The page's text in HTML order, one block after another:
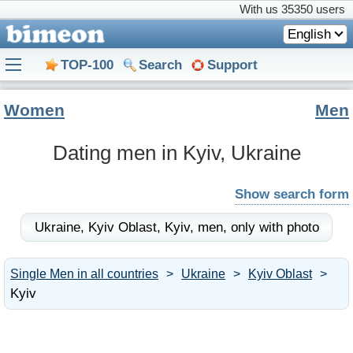
With us 35350 users
English
TOP-100 Search Support
Dating men in Kyiv, Ukraine
Women Men
Show search form
Ukraine, Kyiv Oblast, Kyiv, men, only with photo
Single Men in all countries Ukraine Kyiv Oblast
Kyiv